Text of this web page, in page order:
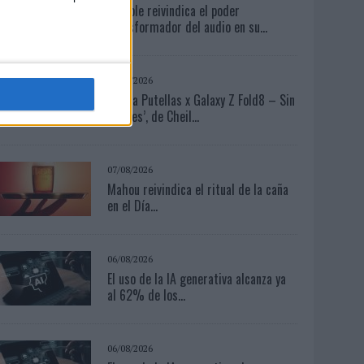
Audible reivindica el poder
transformador del audio en su...
07/08/2026
‘Alexia Putellas x Galaxy Z Fold8 – Sin
límites’, de Cheil...
07/08/2026
Mahou reivindica el ritual de la caña
en el Día...
06/08/2026
El uso de la IA generativa alcanza ya
al 62% de los...
06/08/2026